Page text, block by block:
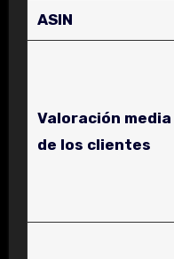
ASIN
Valoración media
de los clientes